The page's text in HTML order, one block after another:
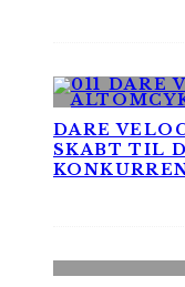
DARE
SKABT TIL